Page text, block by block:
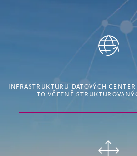
INFRASTRUKTURU DATOVÝCH
TO VČETNĚ